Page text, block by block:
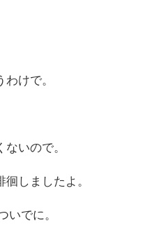
けで。
いので。
しましたよ。
いでに。